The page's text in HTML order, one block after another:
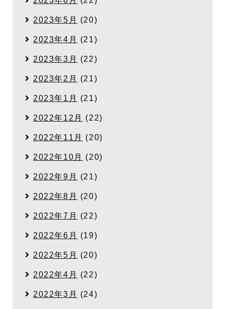
2023年5月 (20)
2023年4月 (21)
2023年3月 (22)
2023年2月 (21)
2023年1月 (21)
2022年12月 (22)
2022年11月 (20)
2022年10月 (20)
2022年9月 (21)
2022年8月 (20)
2022年7月 (22)
2022年6月 (19)
2022年5月 (20)
2022年4月 (22)
2022年3月 (24)